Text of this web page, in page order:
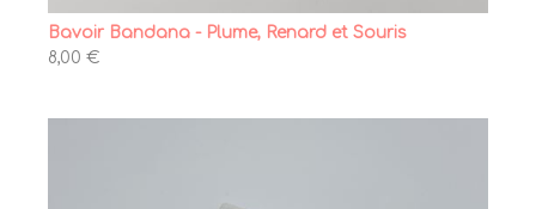
Bavoir Bandana - Plume, Renard et Souris
8,00 €